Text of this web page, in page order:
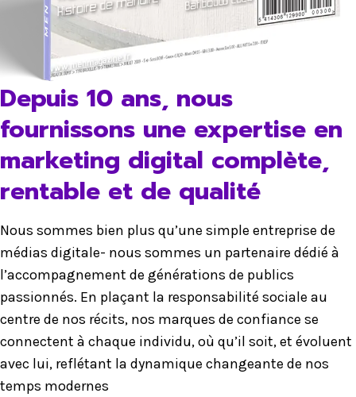
Depuis 10 ans, nous
fournissons une expertise en
marketing digital complète,
rentable et de qualité
Nous sommes bien plus qu’une simple entreprise de
médias digitale- nous sommes un partenaire dédié à
l’accompagnement de générations de publics
passionnés. En plaçant la responsabilité sociale au
centre de nos récits, nos marques de confiance se
connectent à chaque individu, où qu’il soit, et évoluent
avec lui, reflétant la dynamique changeante de nos
temps modernes